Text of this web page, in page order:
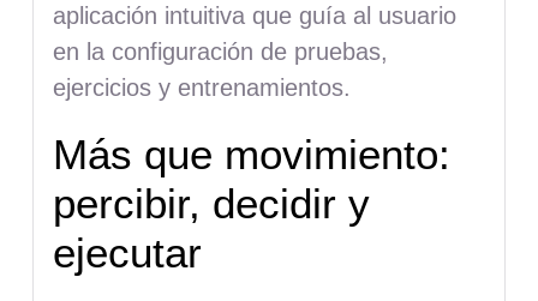
aplicación intuitiva que guía al usuario
en la configuración de pruebas,
ejercicios y entrenamientos.
Más que movimiento:
percibir, decidir y
ejecutar